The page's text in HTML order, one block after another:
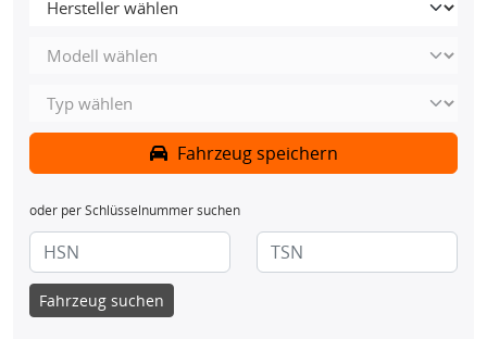
Fahrzeug speichern
oder per Schlüsselnummer suchen
Fahrzeug suchen